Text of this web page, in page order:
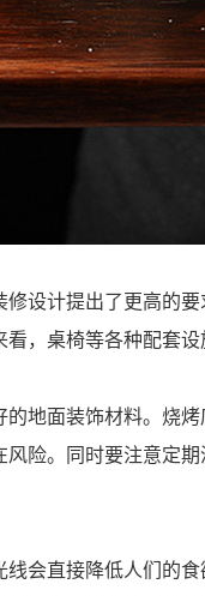
设计提出了更高的
，桌椅等各种配套设
地面装饰材料。烧
险。同时要注意定
会直接降低人们的